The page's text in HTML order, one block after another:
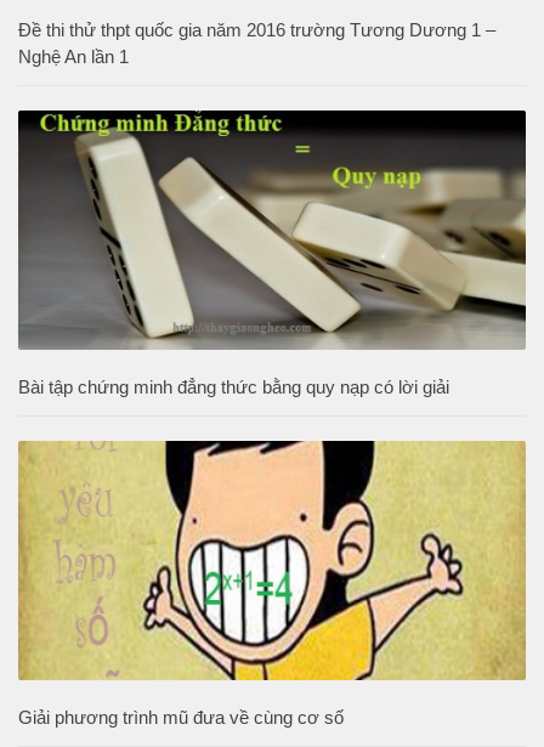
Đề thi thử thpt quốc gia năm 2016 trường Tương Dương 1 –
Nghệ An lần 1
Bài tập chứng minh đẳng thức bằng quy nạp có lời giải
Giải phương trình mũ đưa về cùng cơ số